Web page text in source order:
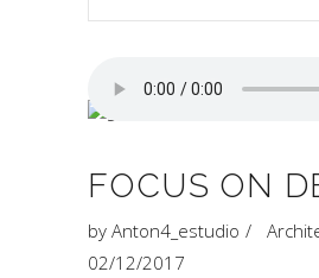
FOCUS ON
by Anton4_estudio
02/12/2017